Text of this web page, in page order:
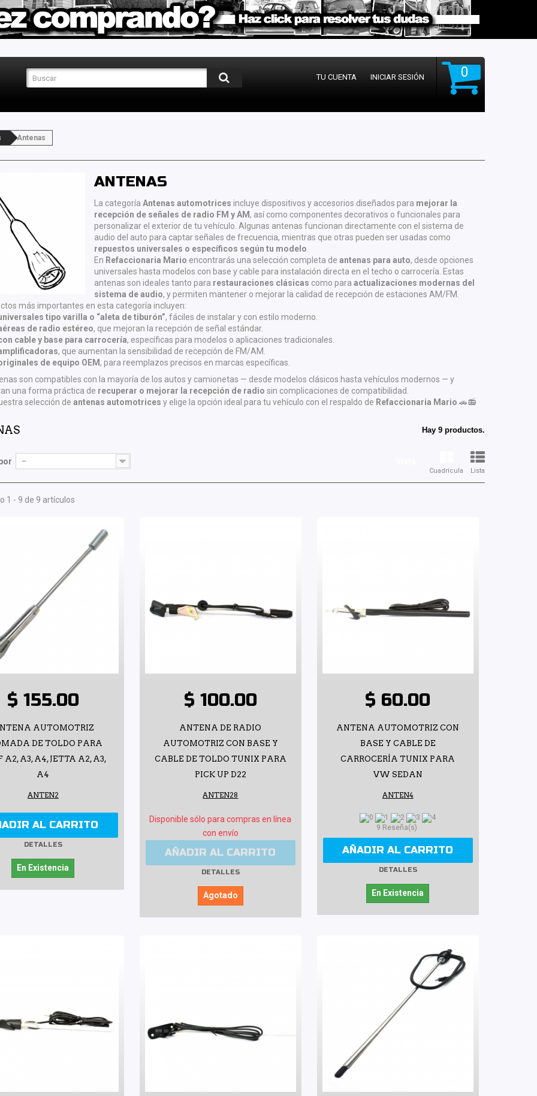
0
TU CUENTA INICIAR SESIÓN
Antenas
ANTENAS
La categoría Antenas automotrices incluye dispositivos y accesorios diseñados para mejorar la
recepción de señales de radio FM y AM, así como componentes decorativos o funcionales para
personalizar el exterior de tu vehículo. Algunas antenas funcionan directamente con el sistema de
audio del auto para captar señales de frecuencia, mientras que otras pueden ser usadas como
repuestos universales o específicos según tu modelo
En Refaccionaria Mario encontrarás una selección completa de antenas para auto, desde opciones
universales hasta modelos con base y cable para instalación directa en el techo o carrocería. Estas
antenas son ideales tanto para restauraciones clásicas como para actualizaciones modernas del
sistema de audio, y permiten mantener o mejorar la calidad de recepción de estaciones AM/FM.
más importantes en esta categoría incluyen:
tipo varilla o “aleta de tiburón”, fáciles de instalar y con estilo moderno.
de radio estéreo, que mejoran la recepción de señal estándar.
cable y base para carrocería, específicas para modelos o aplicaciones tradicionales.
, que aumentan la sensibilidad de recepción de FM/AM.
de equipo OEM, para reemplazos precisos en marcas específicas.
son compatibles con la mayoría de los autos y camionetas — desde modelos clásicos hasta vehículos modernos — y
una forma práctica de recuperar o mejorar la recepción de radio sin complicaciones de compatibilidad.
selección de antenas automotrices y elige la opción ideal para tu vehículo con el respaldo de Refaccionaria Mario 🚗📻
Hay 9 productos.
Cuadrícula Lista
--
1 - 9 de 9 artículos
$ 155.00
AUTOMOTRIZ
DE TOLDO PARA
A2, A3, A4, JETTA A2, A3,
A4
ANTEN2
AL CARRITO
DETALLES
En Existencia
$ 100.00
ANTENA DE RADIO
AUTOMOTRIZ CON BASE Y
CABLE DE TOLDO TUNIX PARA
PICK UP D22
ANTEN28
Disponible sólo para compras en línea
con envío
AÑADIR AL CARRITO
DETALLES
Agotado
$ 60.00
ANTENA AUTOMOTRIZ CON
BASE Y CABLE DE
CARROCERÍA TUNIX PARA
VW SEDAN
ANTEN4
9 Reseña(s)
AÑADIR AL CARRITO
DETALLES
En Existencia